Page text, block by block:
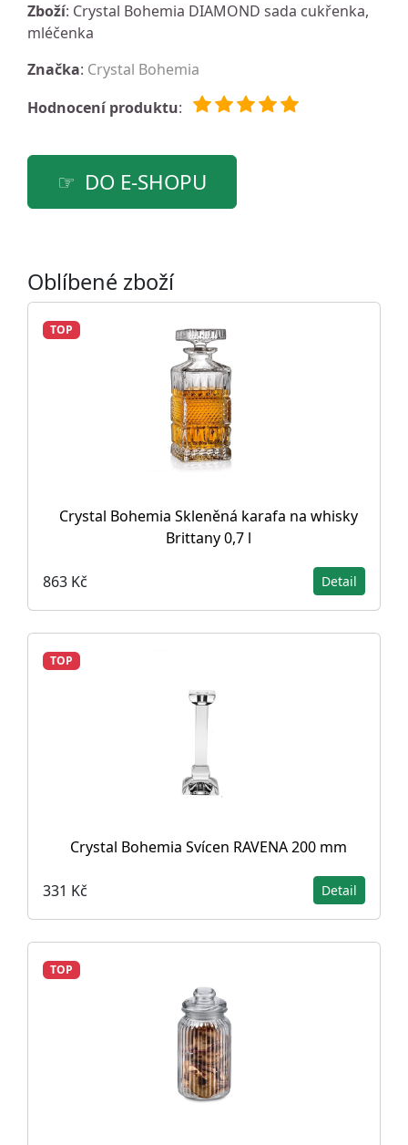
Zboží: Crystal Bohemia DIAMOND sada cukřenka,
mléčenka
Značka: Crystal Bohemia
Hodnocení produktu:
DO E-SHOPU
Oblíbené zboží
TOP
Crystal Bohemia Skleněná karafa na whisky
Brittany 0,7 l
863 Kč Detail
TOP
Crystal Bohemia Svícen RAVENA 200 mm
331 Kč Detail
TOP